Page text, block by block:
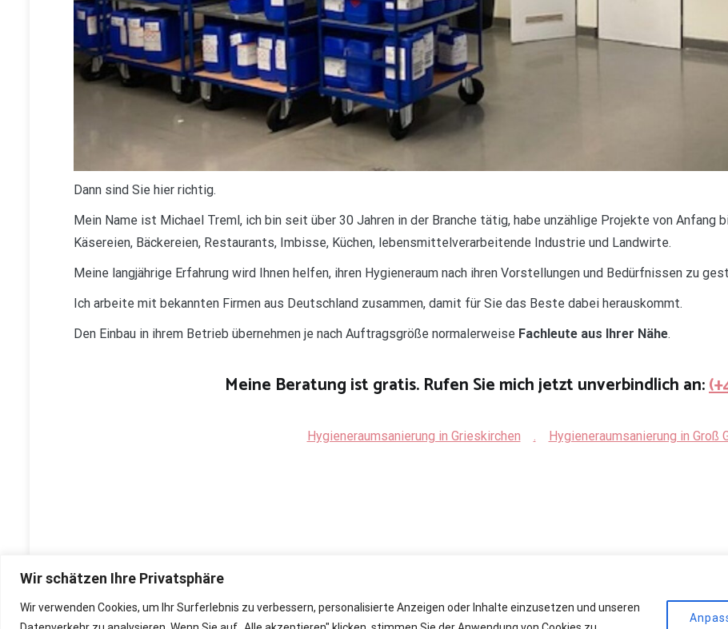
Wir schätzen Ihre Privatsphäre
Wir verwenden Cookies, um Ihr Surferlebnis zu verbessern, personalisierte Anzeigen oder Inhalte einzusetzen und unseren
Dann sind Sie hier richtig.
Mein Name ist Michael Treml, ich bin seit über 30 Jahren in der Branche tätig, habe unzählige Projekte von
Käsereien, Bäckereien, Restaurants, Imbisse, Küchen, lebensmittelverarbeitende Industrie und Landwirte.
Meine langjährige Erfahrung wird Ihnen helfen, ihren Hygieneraum nach ihren Vorstellungen und Bedürfnissen zu
Ich arbeite mit bekannten Firmen aus Deutschland zusammen, damit für Sie das Beste dabei herauskommt.
Den Einbau in ihrem Betrieb übernehmen je nach Auftragsgröße normalerweise Fachleute aus Ihrer Nähe.
Meine Beratung ist gratis. Rufen Sie mich jetzt unverbindlich an:
Hygieneraumsanierung in Grieskirchen Hygieneraumsanierung in Groß
Copyright © 2026Renovierung, Bau und Sanierung ihrer Kühlräume. All rights reserved. Theme:Cenoteby ThemeGrill. Powered by